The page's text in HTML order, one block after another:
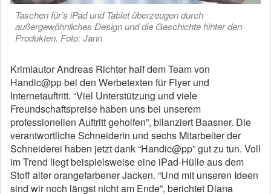
Taschen für’s iPad und Tablet überzeugen durch
außergewöhnliches Design und die Geschichte hinter den
Produkten. Foto: Jann
Krimiautor Andreas Richter half dem Team von
Handic@pp bei den Werbetexten für Flyer und
Internetauftritt. “Viel Unterstützung und viele
Freundschaftspreise haben uns bei unserem
professionellen Auftritt geholfen”, bilanziert Baasner. Die
verantwortliche Schneiderin und sechs Mitarbeiter der
Schneiderei haben jetzt dank “Handic@pp” gut zu tun. Voll
im Trend liegt beispielsweise eine iPad-Hülle aus dem
Stoff alter orangefarbener Jacken. “Und mit unseren Ideen
sind wir noch längst nicht am Ende”, berichtet Diana